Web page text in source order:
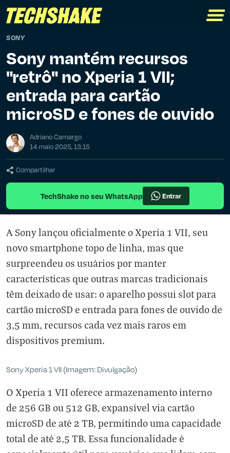
SONY
Sony mantém recursos
"retrô" no Xperia 1 VII;
entrada para cartão
microSD e fones de ouvido
Adriano Camargo
14 maio 2025, 13:15
Compartilhar
TechShake no seu WhatsApp Entrar
A Sony lançou oficialmente o Xperia 1 VII, seu
novo smartphone topo de linha, mas que
surpreendeu os usuários por manter
características que outras marcas tradicionais
têm deixado de usar: o aparelho possui slot para
cartão microSD e entrada para fones de ouvido de
3,5 mm, recursos cada vez mais raros em
dispositivos premium.
Sony Xperia 1 VII (Imagem: Divulgação)
O Xperia 1 VII oferece armazenamento interno
de 256 GB ou 512 GB, expansível via cartão
microSD de até 2 TB, permitindo uma capacidade
total de até 2,5 TB. Essa funcionalidade é